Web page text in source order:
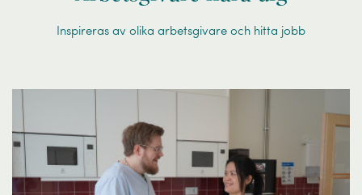
Inspireras av olika arbetsgivare och hitta jobb